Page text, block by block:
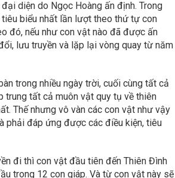
diện do Ngọc Hoàng ấn định. Trong
biểu nhất lần lượt theo thứ tự con
đó, nếu như con vật nào đã được ấn
lưu truyền và lặp lại vòng quay từ năm
trong nhiều ngày trời, cuối cùng tất cả
trung tất cả muôn vật quy tụ về thiên
Thế nhưng vô vàn các con vật như vậy
phải đáp ứng được các điều kiện, tiêu
đi thì con vật đầu tiên đến Thiên Đình
trong 12 con giáp. Và từ con vật này sẽ